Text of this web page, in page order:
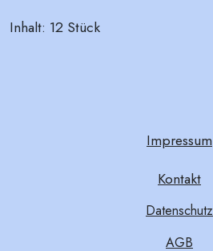
Inhalt: 12 Stück
Impressum
Kontakt
Datenschutz
AGB